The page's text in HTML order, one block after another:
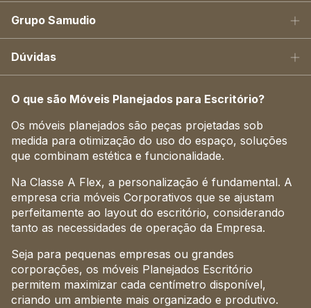
Grupo Samudio
Dúvidas
O que são Móveis Planejados para Escritório?
Os móveis planejados são peças projetadas sob
medida para otimização do uso do espaço, soluções
que combinam estética e funcionalidade.
Na Classe A Flex, a personalização é fundamental. A
empresa cria móveis Corporativos que se ajustam
perfeitamente ao layout do escritório, considerando
tanto as necessidades de operação da Empresa.
Seja para pequenas empresas ou grandes
corporações, os móveis Planejados Escritório
permitem maximizar cada centímetro disponível,
criando um ambiente mais organizado e produtivo.